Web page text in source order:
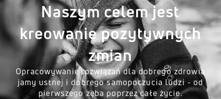
Naszym celem jest
kreowanie pozytywnych
zmian
Opracowywanie rozwiązań dla dobrego zdrowia
jamy ustnej i dobrego samopoczucia ludzi - od
pierwszego zęba poprzez całe życie.